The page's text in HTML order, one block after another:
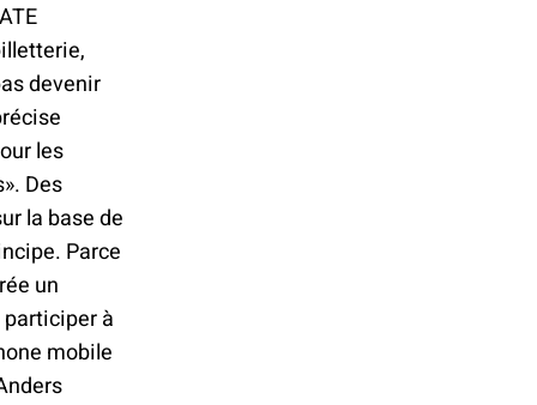
devenir
les
Des
la base de
Parce
un
à
mobile